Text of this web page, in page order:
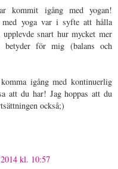
kommit igång med yogan!
yoga var i syfte att hålla
snart hur mycket mer
betyder för mig (balans och
igång med kontinuerlig
att du har! Jag hoppas att du
också;)
kl. 10:57